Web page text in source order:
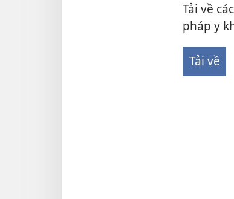
Tải về
pháp y
Tải về